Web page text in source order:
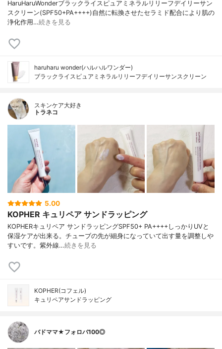
HaruHaruWonderブラックライスピュアミネラルリリーフデイリーサン
スクリーン(SPF50+PA++++)自然に転換させたセラミド配合により肌の
浄化作用…続きを見る
haruharu wonder(ハルハルワンダー)
ブラックライスピュアミネラルリリーフデイリーサンスクリーン
スキンケア大好き
トラネコ
5.00
KOPHER キュリペア サンドラッピング
KOPHERキュリペア サンドラッピングSPF50+ PA++++しっかりUVと
保湿ケアが出来る。チューブの先が細身になっていて出す量を調整しや
すいです。紫外線…続きを見る
KOPHER(コフェル)
キュリペアサンドラッピング
バドママ★フォロバ100◎